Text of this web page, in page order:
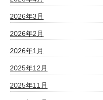
2026年3月
2026年2月
2026年1月
2025年12月
2025年11月